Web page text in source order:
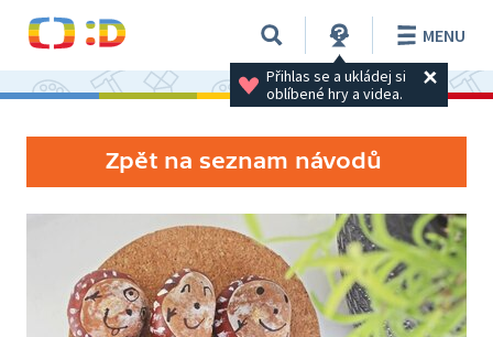
Přihlas se a ukládej si
oblíbené hry a videa.
MENU
Zpět na seznam návodů